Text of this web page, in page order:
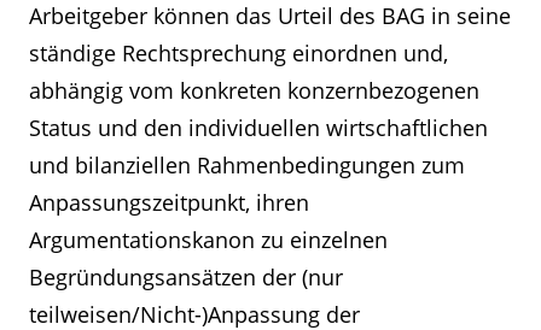
Arbeitgeber können das Urteil des BAG in seine
ständige Rechtsprechung einordnen und,
abhängig vom konkreten konzernbezogenen
Status und den individuellen wirtschaftlichen
und bilanziellen Rahmenbedingungen zum
Anpassungszeitpunkt, ihren
Argumentationskanon zu einzelnen
Begründungsansätzen der (nur
teilweisen/Nicht-)Anpassung der